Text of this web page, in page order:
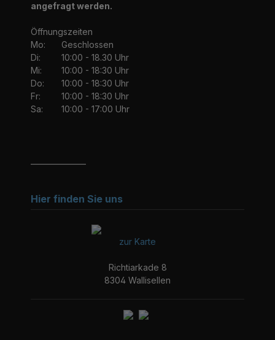
angefragt werden.
Öffnungszeiten
Mo:
Geschlossen
Di:
10:00 - 18.30 Uhr
Mi:
10:00 - 18:30 Uhr
Do:
10:00 - 18:30 Uhr
Fr:
10:00 - 18:30 Uhr
Sa:
10:00 - 17:00 Uhr
Hier finden Sie uns
zur Karte
Richtiarkade 8
8304 Wallisellen